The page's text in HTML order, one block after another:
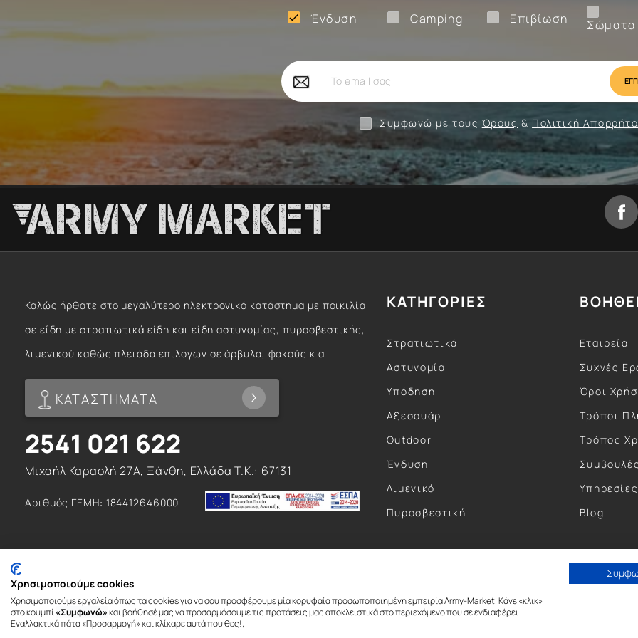
Επιβίωση
Επιβίωση
Camping
Camping
Ένδυση
 Ένδυση
ΣώματαΕπιβίωση
Το
email
σας
Συμφωνώ με τους Όρους & Πολιτική
Καλώς ήρθατε στο μεγαλύτερο ηλεκτρονικό κατάστημα με ποικιλία
σε είδη με στρατιωτικά είδη και είδη αστυνομίας, πυροσβεστικής,
λιμενικού καθώς πλειάδα επιλογών σε άρβυλα, φακούς κ.α.
ΚΑΤΑΣΤΗΜΑΤΑ
2541 021 622
Μιχαήλ Καραολή 27Α, Ξάνθη, Ελλάδα T.K.: 67131
Αριθμός ΓΕΜΗ: 184412646000
ΚΑΤΗΓΟΡΙΕΣ
Στρατιωτικά
Αστυνομία
Υπόδηση
Αξεσουάρ
Outdoor
Ένδυση
Λιμενικό
Πυροσβεστική
Εταιρεία
Συχνές
Όροι
Τρόποι
Τρόπος
Συμβουλές
Υπηρεσίες
Blog
© 2026. All rights reserved
Χρησιμοποιούμε cookies
Χρησιμοποιούμε εργαλεία όπως τα cookies για να σου προσφέρουμε μία κορυφαία προσωποποιημένη εμπειρία Army-Market. Κάνε «κλικ»
στο κουμπί«Συμφωνώ»και βοήθησέ μας να προσαρμόσουμε τις προτάσεις μας αποκλειστικά στο περιεχόμενο που σε ενδιαφέρει.
Εναλλακτικά πάτα «Προσαρμογή» και κλίκαρε αυτά που θες!;